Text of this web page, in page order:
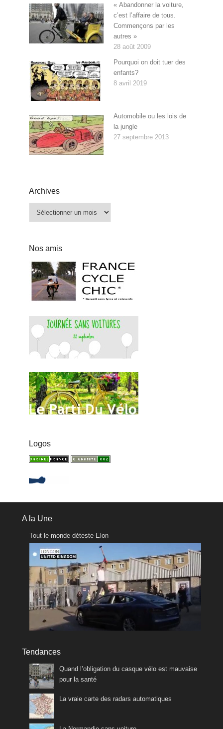
« Abandonner la voiture,
c’est l’affaire de tous.
Commençons par les
autres »
28 août 2009
Pourquoi on doit tuer des
enfants?
8 avril 2019
Automobile ou les lois de
la jungle
27 septembre 2013
Archives
Nos amis
Logos
A la Une
Tout le monde déteste Elon
Tendances
Quand l’obligation du casque vélo est mauvaise
pour la santé
La vraie carte des radars automatiques